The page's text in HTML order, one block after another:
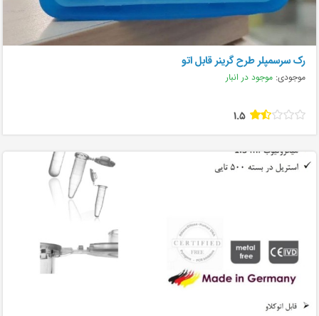
رک سرسمپلر طرح گرینر قابل اتو
موجودی: موجود در انبار
1.5